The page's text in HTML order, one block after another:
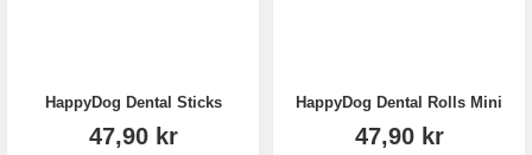
HappyDog Dental Sticks
47,90 kr
HappyDog Dental Rolls Mini
47,90 kr